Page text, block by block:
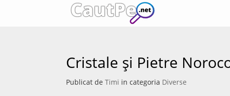
Cristale și Pietre
Publicat deTimi in categoria Diverse